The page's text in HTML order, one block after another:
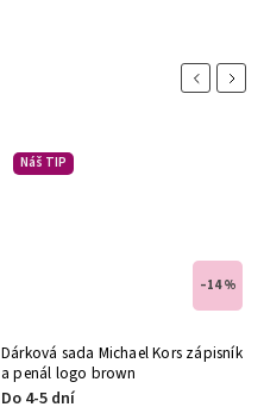
Previous
Náš TIP
–14 %
Dárková sada Michael Kors zápisník
a penál logo brown
Do 4-5 dní
Next